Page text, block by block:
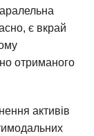
є вкрай
отриманого
активів